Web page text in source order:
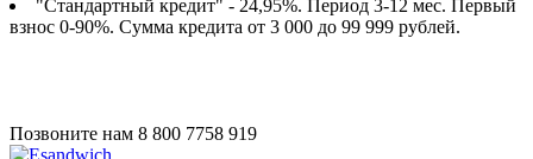
"Стандартный кредит" - 24,95%. Период 3-12 мес. Первый
взнос 0-90%. Сумма кредита от 3 000 до 99 999 рублей.
Позвоните нам 8 800 7758 919